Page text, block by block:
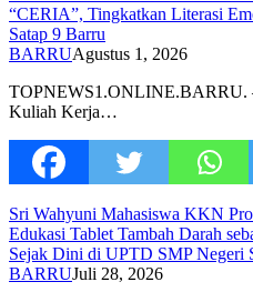
“CERIA”, Tingkatkan Literasi
Satap 9 Barru
BARRUAgustus 1, 2026
TOPNEWS1.ONLINE.BARRU.
Kuliah Kerja…
Sri Wahyuni Mahasiswa KKN
Edukasi Tablet Tambah Darah
Sejak Dini di UPTD SMP Negeri
BARRUJuli 28, 2026